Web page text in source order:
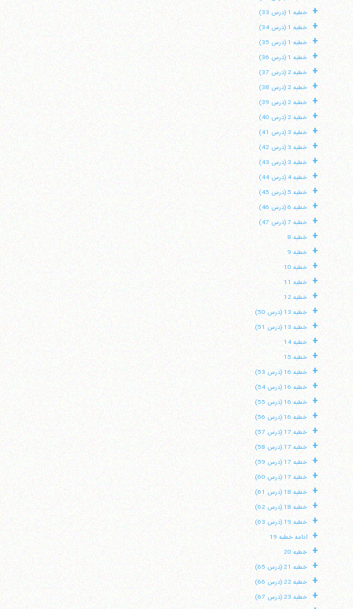
+ خطبه 1 (درس 33)
+ خطبه 1 (درس 34)
+ خطبه 1 (درس 35)
+ خطبه 1 (درس 36)
+ خطبه 2 (درس 37)
+ خطبه 2 (درس 38)
+ خطبه 2 (درس 39)
+ خطبه 2 (درس 40)
+ خطبه 3 (درس 41)
+ خطبه 3 (درس 42)
+ خطبه 3 (درس 43)
+ خطبه 4 (درس 44)
+ خطبه 5 (درس 45)
+ خطبه 6 (درس 46)
+ خطبه 7 (درس 47)
+ خطبه 8
+ خطبه 9
+ خطبه 10
+ خطبه 11
+ خطبه 12
+ خطبه 13 (درس 50)
+ خطبه 13 (درس 51)
+ خطبه 14
+ خطبه 15
+ خطبه 16 (درس 53)
+ خطبه 16 (درس 54)
+ خطبه 16 (درس 55)
+ خطبه 16 (درس 56)
+ خطبه 17 (درس 57)
+ خطبه 17 (درس 58)
+ خطبه 17 (درس 59)
+ خطبه 17 (درس 60)
+ خطبه 18 (درس 61)
+ خطبه 18 (درس 62)
+ خطبه 19 (درس 63)
+ ادامه خطبه 19
+ خطبه 20
+ خطبه 21 (درس 65)
+ خطبه 22 (درس 66)
+ خطبه 23 (درس 67)